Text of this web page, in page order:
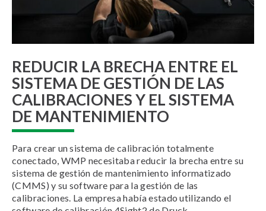
REDUCIR LA BRECHA ENTRE EL
SISTEMA DE GESTIÓN DE LAS
CALIBRACIONES Y EL SISTEMA
DE MANTENIMIENTO
Para crear un sistema de calibración totalmente
conectado, WMP necesitaba reducir la brecha entre su
sistema de gestión de mantenimiento informatizado
(CMMS) y su software para la gestión de las
calibraciones. La empresa había estado utilizando el